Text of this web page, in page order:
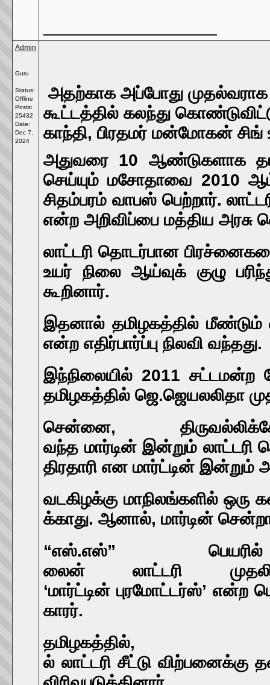
Admin
Guru
Status:
Offline
Posts:
25432
Date:
Dec 7,
2024
அதற்காக அப்போது முதல்வராக
கூட்டத்தில் கலந்து
காந்தி, பிரதமர் மன்மோகன் சிங்
அதுவரை 10 ஆண்டுகளாக
செய்யும் மசோதாவை 2010
சிதம்பரம் வாபஸ் பெற்றார்.
என்ற அறிவிப்பை மத்திய அரசு
லாட்டரி தொடர்பான
உயர் நிலை ஆய்வுக் குழு
கூறினார்.
இதனால் தமிழகத்தில் மீண்டும்
என்ற எதிர்பார்ப்பு நிலவி வந்தது.
இந்நிலையில் 2011 சட்டமன்ற
தமிழகத்தில் ஜெ.ஜெயலலிதா
சென்னை,
வந்த மார்டின் இன்றும் லாட்டரி
திரதாரி என மார்ட்டின் இன்றும்
வடகிழக்கு மாநிலங்களில் ஒரு
க்காது. ஆனால், மார்டின்
“எஸ்.எஸ்”பெயரில்
லைன்
லாட்டரி
‘மார்ட்டின் புரமோட்டர்ஸ்’என்ற
காரர்.
தமிழகத்தில்,
ல் லாட்டரி சீட்டு விற்பனைக்கு